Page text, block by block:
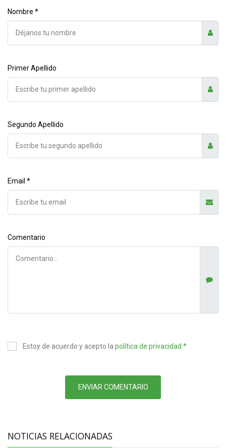
Nombre *
Primer Apellido
Segundo Apellido
Email *
Comentario
Estoy de acuerdo y acepto la política de privacidad *
ENVIAR COMENTARIO
NOTICIAS RELACIONADAS